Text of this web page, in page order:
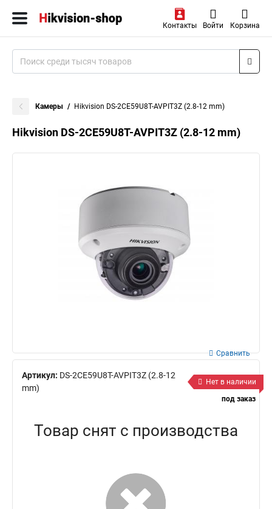
Контакты Войти Корзина
Камеры Hikvision DS-2CE59U8T-AVPIT3Z (2.8-12 mm)
Hikvision DS-2CE59U8T-AVPIT3Z (2.8-12 mm)
Артикул: DS-2CE59U8T-AVPIT3Z (2.8-12
mm)
Сравнить
Нет в наличии
под заказ
Товар снят с производства